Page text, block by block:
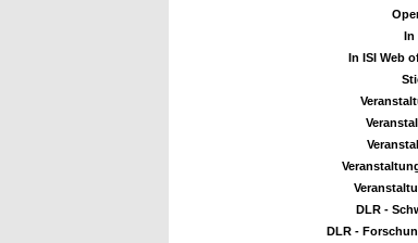
In
In ISI Web
DLR -
DLR -